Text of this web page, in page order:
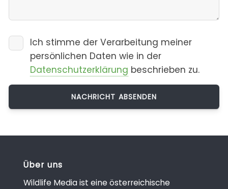
Ich stimme der Verarbeitung meiner
persönlichen Daten wie in der
Datenschutzerklärung beschrieben zu.
Über uns
Wildlife Media ist eine österreichische